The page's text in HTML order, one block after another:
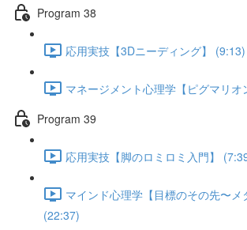
Program 38
応用実技【3Dニーディング】 (9:13)
マネージメント心理学【ピグマリ
Program 39
応用実技【脚のロミロミ入門】
マインド心理学【目標のその先〜メ
(22:37)